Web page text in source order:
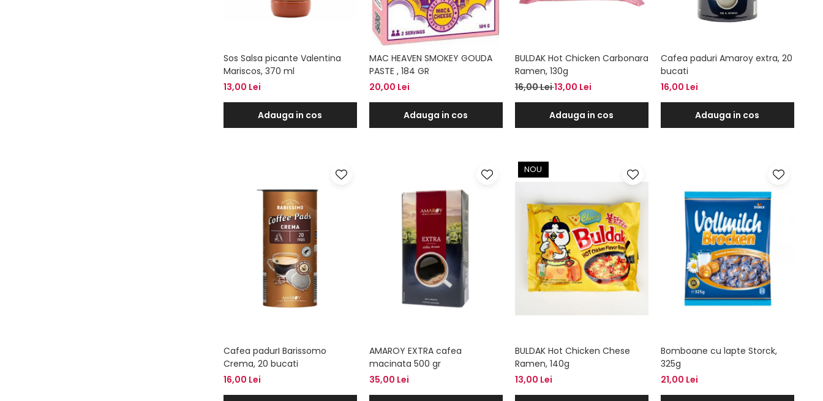
Sos Salsa picante Valentina
Mariscos, 370 ml
13,00 Lei
Adauga in cos
MAC HEAVEN SMOKEY GOUDA
PASTE , 184 GR
20,00 Lei
Adauga in cos
BULDAK Hot Chicken Carbonara
Ramen, 130g
16,00 Lei13,00 Lei
Adauga in cos
Cafea paduri Amaroy extra, 20
bucati
16,00 Lei
Adauga in cos
Cafea padurI Barissomo
Crema, 20 bucati
16,00 Lei
AMAROY EXTRA cafea
macinata 500 gr
35,00 Lei
NOU
BULDAK Hot Chicken Chese
Ramen, 140g
13,00 Lei
Bomboane cu lapte Storck,
325g
21,00 Lei